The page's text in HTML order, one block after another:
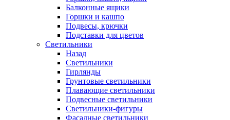
Балконные ящики
Горшки и кашпо
Подвесы, крючки
Подставки для цветов
Светильники
Назад
Светильники
Гирлянды
Грунтовые светильники
Плавающие светильники
Подвесные светильники
Светильники-фигуры
Фасадные светильники